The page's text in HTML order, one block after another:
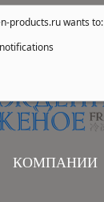
products.ru wants to:
КОМПАНИИ